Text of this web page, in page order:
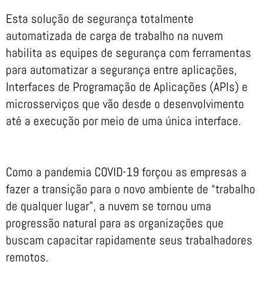
Esta solução de segurança totalmente
automatizada de carga de trabalho na nuvem
habilita as equipes de segurança com ferramentas
para automatizar a segurança entre aplicações,
Interfaces de Programação de Aplicações (APIs) e
microsserviços que vão desde o desenvolvimento
até a execução por meio de uma única interface.
Como a pandemia COVID-19 forçou as empresas a
fazer a transição para o novo ambiente de “trabalho
de qualquer lugar”, a nuvem se tornou uma
progressão natural para as organizações que
buscam capacitar rapidamente seus trabalhadores
remotos.